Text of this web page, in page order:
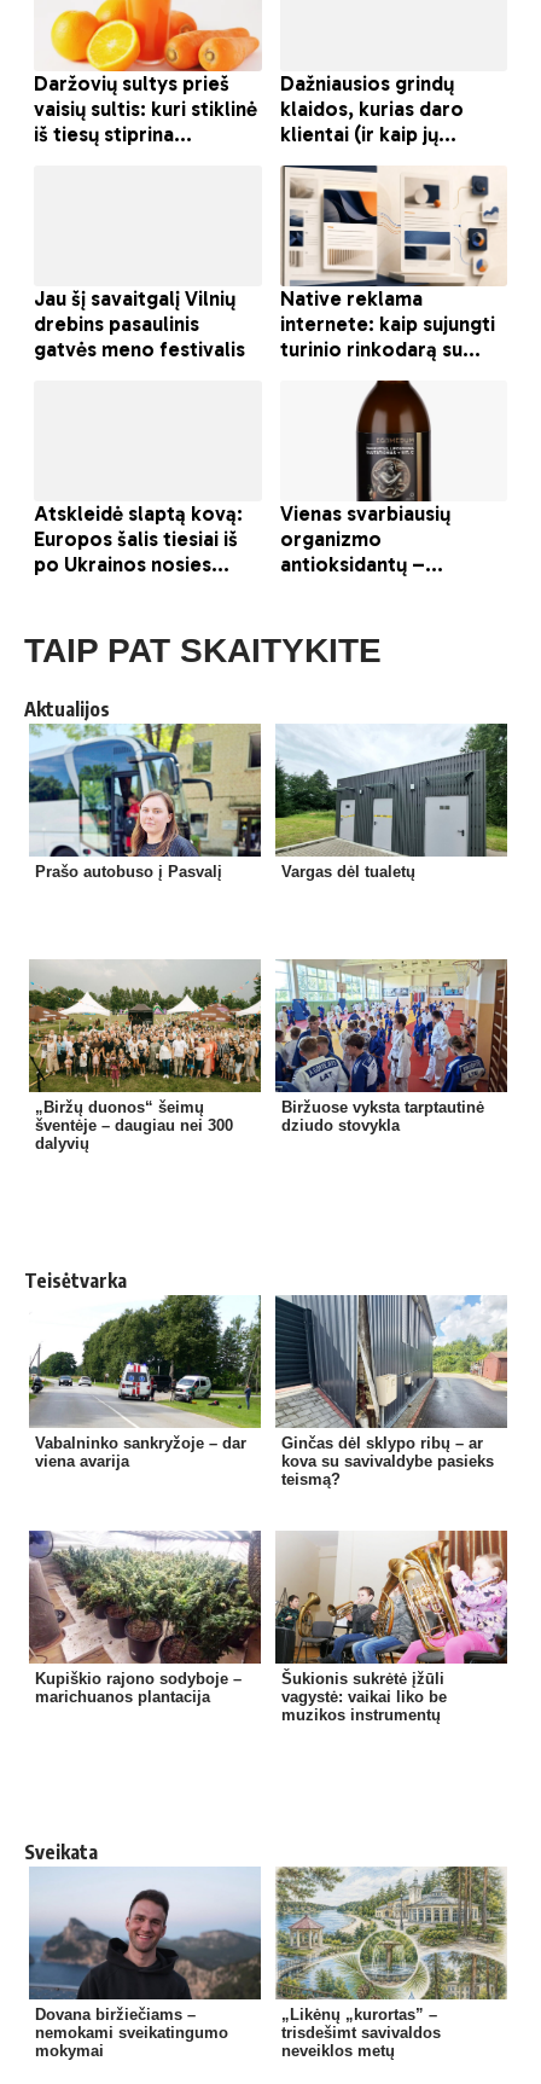
TAIP PAT SKAITYKITE
Aktualijos
Prašo autobuso į Pasvalį Vargas dėl tualetų
„Biržų duonos“ šeimų
šventėje – daugiau nei 300
dalyvių
Biržuose vyksta tarptautinė
dziudo stovykla
Teisėtvarka
Vabalninko sankryžoje – dar
viena avarija
Ginčas dėl sklypo ribų – ar
kova su savivaldybe pasieks
teismą?
Kupiškio rajono sodyboje –
marichuanos plantacija
Šukionis sukrėtė įžūli
vagystė: vaikai liko be
muzikos instrumentų
Sveikata
Dovana biržiečiams –
nemokami sveikatingumo
mokymai
„Likėnų „kurortas” –
trisdešimt savivaldos
neveiklos metų